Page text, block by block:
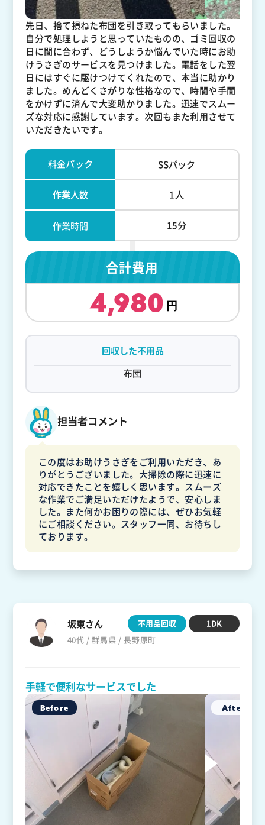
先日、捨て損ねた布団を引き取ってもらいました。
自分で処理しようと思っていたものの、ゴミ回収の
日に間に合わず、どうしようか悩んでいた時にお助
けうさぎのサービスを見つけました。電話をした翌
日にはすぐに駆けつけてくれたので、本当に助かり
ました。めんどくさがりな性格なので、時間や手間
をかけずに済んで大変助かりました。迅速でスムー
ズな対応に感謝しています。次回もまた利用させて
いただきたいです。
料金パック SSパック
作業人数 1人
作業時間 15分
合計費用
4,980
回収した不用品
布団
担当者コメント
この度はお助けうさぎをご利用いただき、あ
りがとうございました。大掃除の際に迅速に
対応できたことを嬉しく思います。スムーズ
な作業でご満足いただけたようで、安心しま
した。また何かお困りの際には、ぜひお気軽
にご相談ください。スタッフ一同、お待ちし
ております。
坂東さん
40代 / 群馬県 / 長野原町
不用品回収 1DK
手軽で便利なサービスでした